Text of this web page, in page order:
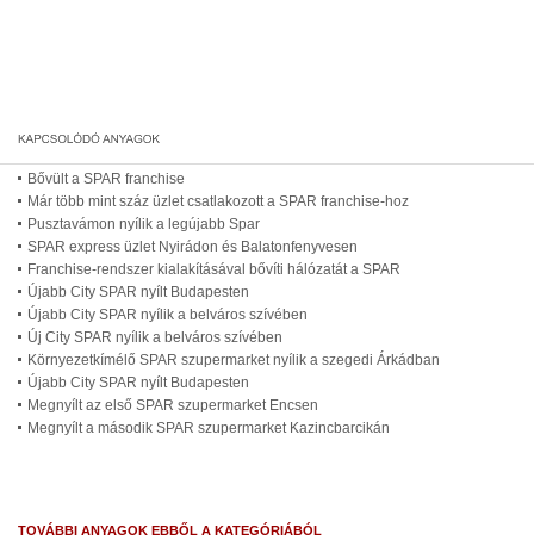
Bővült a SPAR franchise
Már több mint száz üzlet csatlakozott a SPAR franchise-hoz
Pusztavámon nyílik a legújabb Spar
SPAR express üzlet Nyirádon és Balatonfenyvesen
Franchise-rendszer kialakításával bővíti hálózatát a SPAR
Újabb City SPAR nyílt Budapesten
Újabb City SPAR nyílik a belváros szívében
Új City SPAR nyílik a belváros szívében
Környezetkímélő SPAR szupermarket nyílik a szegedi Árkádban
Újabb City SPAR nyílt Budapesten
Megnyílt az első SPAR szupermarket Encsen
Megnyílt a második SPAR szupermarket Kazincbarcikán
TOVÁBBI ANYAGOK EBBŐL A KATEGÓRIÁBÓL